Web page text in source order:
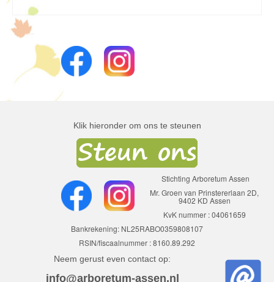
Klik hieronder om ons te steunen
Stichting Arboretum Assen
Mr. Groen van Prinstererlaan 2D,
9402 KD Assen
KvK nummer : 04061659
Bankrekening: NL25RABO0359808107
RSIN/fiscaalnummer : 8160.89.292
Neem gerust even contact op:
info@arboretum-assen.nl